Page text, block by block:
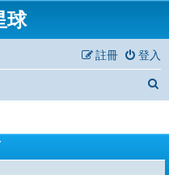
球
登入
註冊